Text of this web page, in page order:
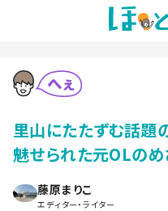
里山にたたずむ話
魅せられた元OLのめ
藤原まりこ
エディター・ライター